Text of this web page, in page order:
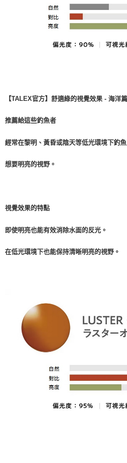
【TALEX官方】舒適綠的視覺效果 - 海洋篇
推薦給這些釣魚者
經常在黎明、黃昏或陰天等低光環境下釣魚
想要明亮的視野。
視覺效果的特點
即使明亮也能有效消除水面的反光。
在低光環境下也能保持清晰明亮的視野。